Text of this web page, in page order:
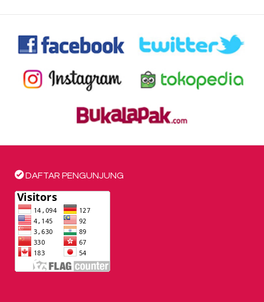
DAFTAR PENGUNJUNG